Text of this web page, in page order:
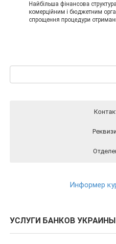
Найбільша фінансова
комерційним і бюджетним
спрощення процедури
Пошук:
Круглосуточный телефон
Информер
УСЛУГИ БАНКОВ УКРАИНЫ